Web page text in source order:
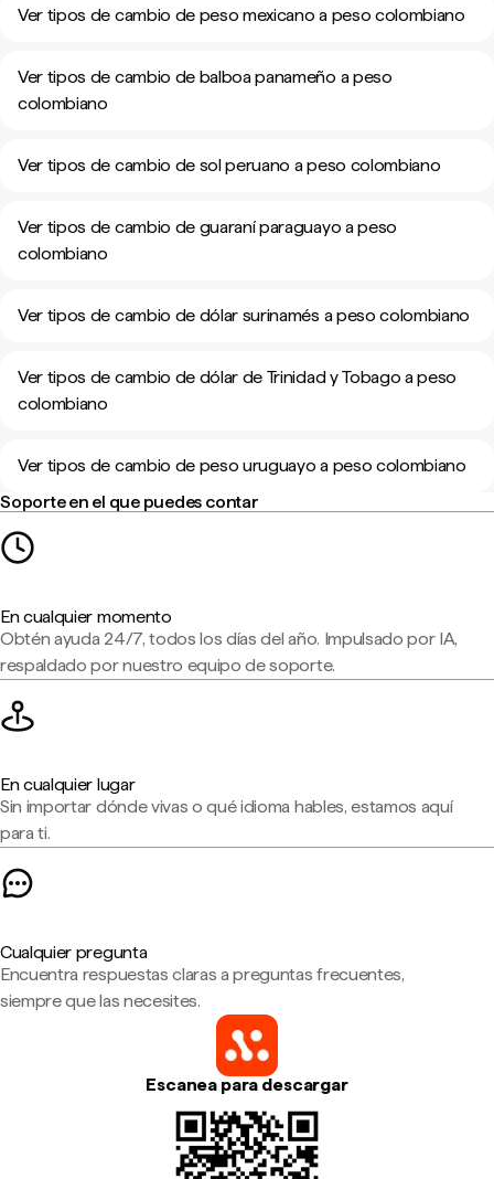
Ver tipos de cambio de peso mexicano a peso colombiano
Ver tipos de cambio de balboa panameño a peso
colombiano
Ver tipos de cambio de sol peruano a peso colombiano
Ver tipos de cambio de guaraní paraguayo a peso
colombiano
Ver tipos de cambio de dólar surinamés a peso colombiano
Ver tipos de cambio de dólar de Trinidad y Tobago a peso
colombiano
Ver tipos de cambio de peso uruguayo a peso colombiano
Soporte en el que puedes contar
En cualquier momento
Obtén ayuda 24/7, todos los días del año. Impulsado por IA,
respaldado por nuestro equipo de soporte.
En cualquier lugar
Sin importar dónde vivas o qué idioma hables, estamos aquí
para ti.
Cualquier pregunta
Encuentra respuestas claras a preguntas frecuentes,
siempre que las necesites.
Escanea para descargar